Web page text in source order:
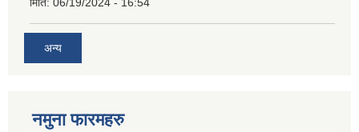
मिति: 06/19/2024 - 16:54
अन्य
नमुना फारमहरु